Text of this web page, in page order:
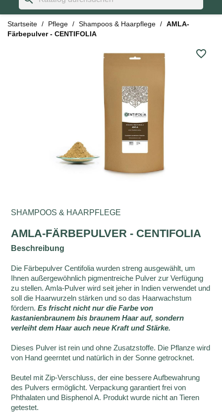
Startseite Pflege Shampoos & Haarpflege
AMLA-
Färbepulver - CENTIFOLIA
favorite_border
SHAMPOOS & HAARPFLEGE
AMLA-FÄRBEPULVER - CENTIFOLIA
Beschreibung
Die Färbepulver Centifolia wurden streng ausgewählt, um
Ihnen außergewöhnlich pigmentreiche Pulver zur Verfügung
zu stellen. Amla-Pulver wird seit jeher in Indien verwendet und
soll die Haarwurzeln stärken und so das Haarwachstum
fördern. Es frischt nicht nur die Farbe von
kastanienbraunem bis braunem Haar auf, sondern
verleiht dem Haar auch neue Kraft und Stärke.
Dieses Pulver ist rein und ohne Zusatzstoffe. Die Pflanze wird
von Hand geerntet und natürlich in der Sonne getrocknet.
Beutel mit Zip-Verschluss, der eine bessere Aufbewahrung
des Pulvers ermöglicht. Verpackung garantiert frei von
Phthalaten und Bisphenol A. Produkt wurde nicht an Tieren
getestet.